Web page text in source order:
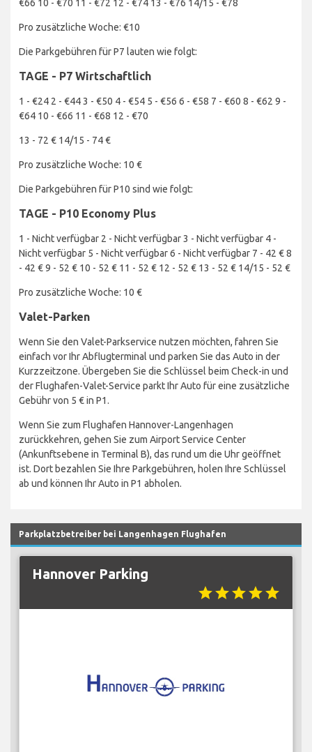
€66 10 - €70 11 - €72 12 - €74 13 - €76 14/15 - €78
Pro zusätzliche Woche: €10
Die Parkgebühren für P7 lauten wie folgt:
TAGE - P7 Wirtschaftlich
1 - €24 2 - €44 3 - €50 4 - €54 5 - €56 6 - €58 7 - €60 8 - €62 9 -
€64 10 - €66 11 - €68 12 - €70
13 - 72 € 14/15 - 74 €
Pro zusätzliche Woche: 10 €
Die Parkgebühren für P10 sind wie folgt:
TAGE - P10 Economy Plus
1 - Nicht verfügbar 2 - Nicht verfügbar 3 - Nicht verfügbar 4 -
Nicht verfügbar 5 - Nicht verfügbar 6 - Nicht verfügbar 7 - 42 € 8
- 42 € 9 - 52 € 10 - 52 € 11 - 52 € 12 - 52 € 13 - 52 € 14/15 - 52 €
Pro zusätzliche Woche: 10 €
Valet-Parken
Wenn Sie den Valet-Parkservice nutzen möchten, fahren Sie
einfach vor Ihr Abflugterminal und parken Sie das Auto in der
Kurzzeitzone. Übergeben Sie die Schlüssel beim Check-in und
der Flughafen-Valet-Service parkt Ihr Auto für eine zusätzliche
Gebühr von 5 € in P1.
Wenn Sie zum Flughafen Hannover-Langenhagen
zurückkehren, gehen Sie zum Airport Service Center
(Ankunftsebene in Terminal B), das rund um die Uhr geöffnet
ist. Dort bezahlen Sie Ihre Parkgebühren, holen Ihre Schlüssel
ab und können Ihr Auto in P1 abholen.
Parkplatzbetreiber bei Langenhagen Flughafen
Hannover Parking
starstarstarstarstar